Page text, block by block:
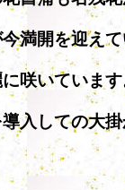
満開を迎え
咲いていま
入しての大